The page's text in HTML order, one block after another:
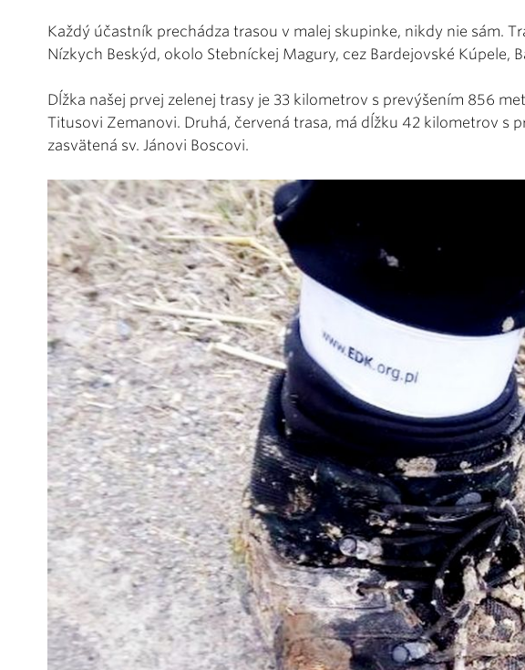
Každý účastník prechádza trasou v malej skupinke, nikdy nie sám.
Nízkych Beskýd, okolo Stebníckej Magury, cez Bardejovské Kúpele,
Dĺžka našej prvej zelenej trasy je 33 kilometrov s prevýšením 856
Titusovi Zemanovi. Druhá, červená trasa, má dĺžku 42 kilometrov s
zasvätená sv. Jánovi Boscovi.